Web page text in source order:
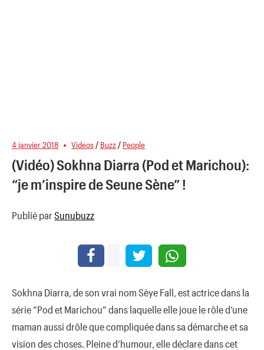
4 janvier 2018 Videos / Buzz / People
(Vidéo) Sokhna Diarra (Pod et Marichou):
“je m’inspire de Seune Sène” !
Publié par Sunubuzz
Sokhna Diarra, de son vrai nom Sèye Fall, est actrice dans la
série “Pod et Marichou” dans laquelle elle joue le rôle d’une
maman aussi drôle que compliquée dans sa démarche et sa
vision des choses. Pleine d’humour, elle déclare dans cet